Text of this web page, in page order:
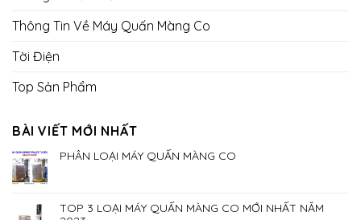
Thông Tin Về Máy Quấn Màng Co
Tời Điện
Top Sản Phẩm
BÀI VIẾT MỚI NHẤT
PHÂN LOẠI MÁY QUẤN MÀNG CO
TOP 3 LOẠI MÁY QUẤN MÀNG CO MỚI NHẤT NĂM